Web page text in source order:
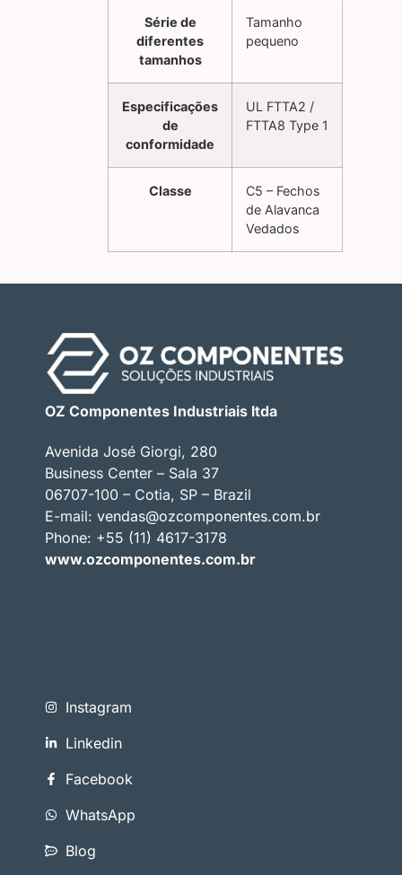
Série de
diferentes
tamanhos
Tamanho
pequeno
Especificações
de
conformidade
UL FTTA2 /
FTTA8 Type 1
Classe
C5 – Fechos
de Alavanca
Vedados
OZ Componentes Industriais ltda
Avenida José Giorgi, 280
Business Center – Sala 37
06707-100 – Cotia, SP – Brazil
E-mail: vendas@ozcomponentes.com.br
Phone: +55 (11) 4617-3178
www.ozcomponentes.com.br
Instagram
Linkedin
Facebook
WhatsApp
Blog